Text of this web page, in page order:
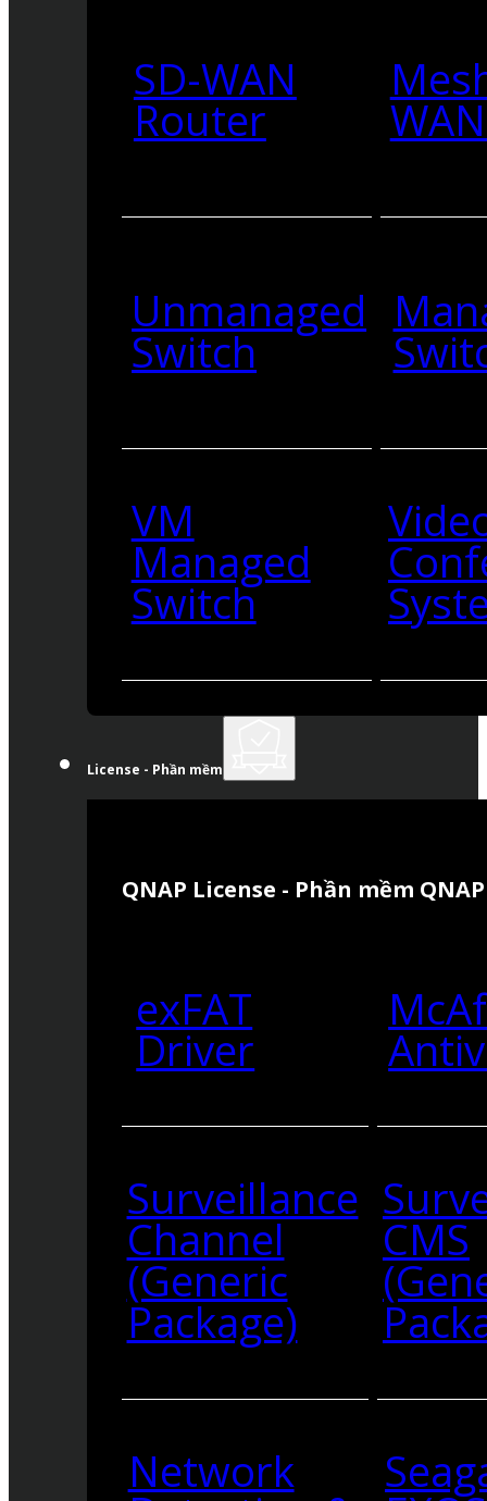
SD-WAN
Router
Unmanaged
Switch
VM
Managed
Switch
License - Phần mềm
QNAP License - Phần mềm QNAP
exFAT
Driver
Surveillance
Channel
(Generic
Package)
CMS
Network